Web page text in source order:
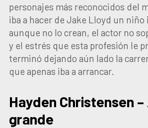
personajes más reconocidos del
iba a hacer de Jake Lloyd un niño
aunque no lo crean, el actor no
y el estrés que esta profesión le
terminó dejando aún lado la
que apenas iba a arrancar.
Hayden Christensen –
grande